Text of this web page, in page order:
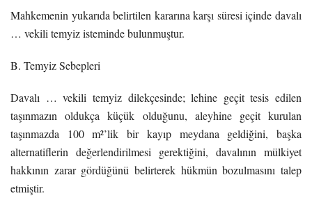
Mahkemenin yukarıda belirtilen kararına karşı süresi içinde davalı
… vekili temyiz isteminde bulunmuştur.
B. Temyiz Sebepleri
Davalı … vekili temyiz dilekçesinde; lehine geçit tesis edilen
taşınmazın oldukça küçük olduğunu, aleyhine geçit kurulan
taşınmazda 100 m²’lik bir kayıp meydana geldiğini, başka
alternatiflerin değerlendirilmesi gerektiğini, davalının mülkiyet
hakkının zarar gördüğünü belirterek hükmün bozulmasını talep
etmiştir.